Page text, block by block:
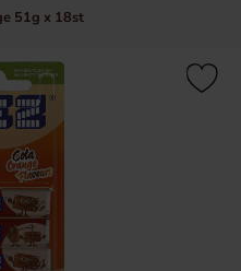
51g x 18st
gillar…
×